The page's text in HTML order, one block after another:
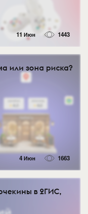
11 Июн 1443
или зона риска?
4 Июн 1663
в 2ГИС,